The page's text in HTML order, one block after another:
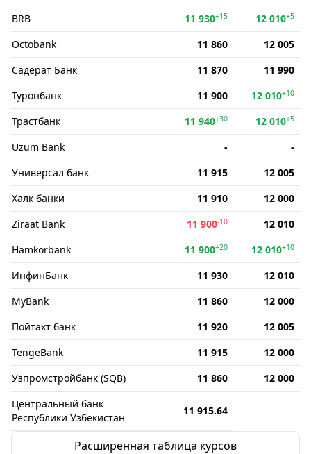
BRB 11 930+15 12 010+5
Octobank 11 860
12 005
Садерат Банк
11 870
11 990
Туронбанк
11 900 12 010+10
Трастбанк 11 940+30 12 010+5
Uzum Bank -
-
Универсал банк
11 915
12 005
Халк банки
11 910
12 000
Ziraat Bank
11 900-10
12 010
Hamkorbank
11 900+20 12 010+10
ИнфинБанк 11 930
12 010
MyBank
11 860
12 000
Пойтахт банк
11 920
12 005
TengeBank
11 915
12 000
Узпромстройбанк (SQB)
11 860
12 000
Центральный банк
Республики Узбекистан
11 915.64
Расширенная таблица курсов